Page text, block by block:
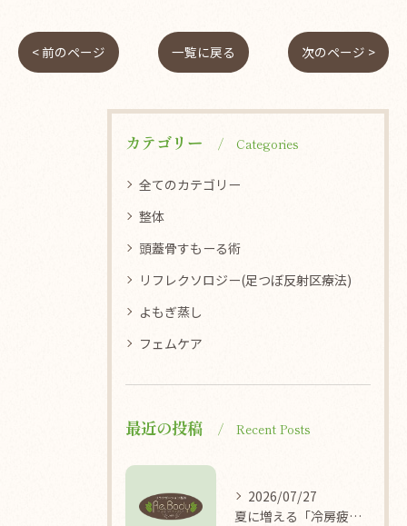
< 前のページ 一覧に戻る 次のページ >
カテゴリー Categories
全てのカテゴリー
整体
頭蓋骨すもーる術
リフレクソロジー(足つぼ反射区療法)
よもぎ蒸し
フェムケア
最近の投稿 Recent Posts
2026/07/27
夏に増える「冷房疲れ」の原因を医学的に解説/袖ケ浦/リラクゼーション整体Re.Body